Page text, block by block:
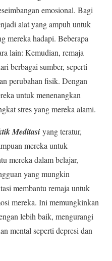
emosional. Bagi
alat yang ampuh untuk
mereka hadapi. Beberapa
lain: Kemudian, remaja
berbagai sumber, seperti
perubahan fisik. Dengan
untuk menenangkan
stres yang mereka alami.
Meditasi yang teratur,
mereka untuk
mereka dalam belajar,
yang mungkin
membantu remaja untuk
mereka. Ini memungkinkan
lebih baik, mengurangi
mental seperti depresi dan